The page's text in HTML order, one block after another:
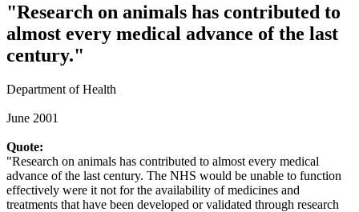
"Research on animals has contributed to
almost every medical advance of the last
century."
Department of Health
June 2001
Quote:
"Research on animals has contributed to almost every medical
advance of the last century. The NHS would be unable to function
effectively were it not for the availability of medicines and
treatments that have been developed or validated through research